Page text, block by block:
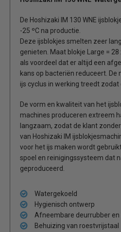
De Hoshizaki IM 130 WNE
-25 ºC na productie.
Deze ijsblokjes smelten zeer
genieten. Maat blokje Large =
als voordeel dat er altijd een
kans op bacteriën reduceert. De
ijs cyclus in werking treedt zodat
De vorm en kwaliteit van het
machines produceren extreem
langzaam, zodat de klant
van Hoshizaki IM
voor het ijs maken wordt
spoel en reinigingssysteem dat
geproduceerd.
Watergekoeld
Hygienisch ontwerp
Afneembare deurrubber
Behuizing van roestvrijstaal